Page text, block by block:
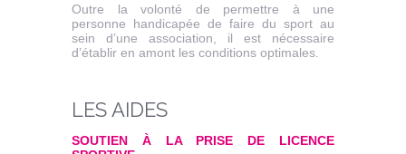
Outre la volonté de permettre à une
personne handicapée de faire du sport au
sein d’une association, il est nécessaire
d’établir en amont les conditions optimales.
LES AIDES
SOUTIEN À LA PRISE DE LICENCE